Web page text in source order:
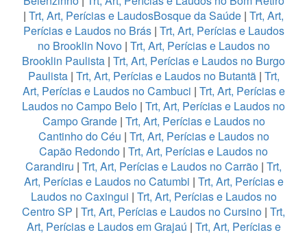
| Trt, Art, Perícias e LaudosBosque da Saúde | Trt, Art,
Perícias e Laudos no Brás| Trt, Art, Perícias e Laudos
no Brooklin Novo| Trt, Art, Perícias e Laudos no
Brooklin Paulista | Trt, Art, Perícias e Laudos no Burgo
Paulista| Trt, Art, Perícias e Laudos no Butantã| Trt,
Art, Perícias e Laudos no Cambuci | Trt, Art, Perícias e
Laudos no Campo Belo | Trt, Art, Perícias e Laudos no
Campo Grande| Trt, Art, Perícias e Laudos no
Cantinho do Céu | Trt, Art, Perícias e Laudos no
Capão Redondo | Trt, Art, Perícias e Laudos no
Carandiru | Trt, Art, Perícias e Laudos no Carrão | Trt,
Art, Perícias e Laudos no Catumbi | Trt, Art, Perícias e
Laudos no Caxingui | Trt, Art, Perícias e Laudos no
Centro SP | Trt, Art, Perícias e Laudos no Cursino | Trt,
Art, Perícias e Laudos em Grajaú | Trt, Art, Perícias e